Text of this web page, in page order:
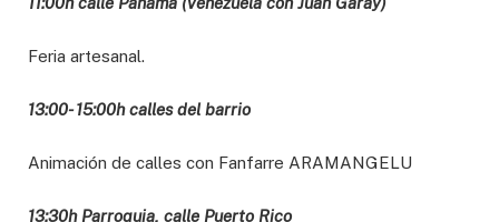
Feria artesanal.
13:00- 15:00h calles del barrio
Animación de calles con Fanfarre ARAMANGELU
13:30h Parroquia, calle Puerto Rico